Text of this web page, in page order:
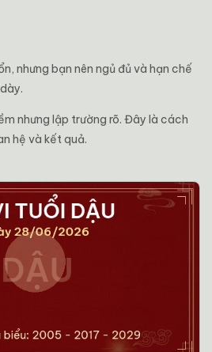
nhưng bạn nên ngủ đủ và hạn chế
nhưng lập trường rõ. Đây là cách
hệ và kết quả.